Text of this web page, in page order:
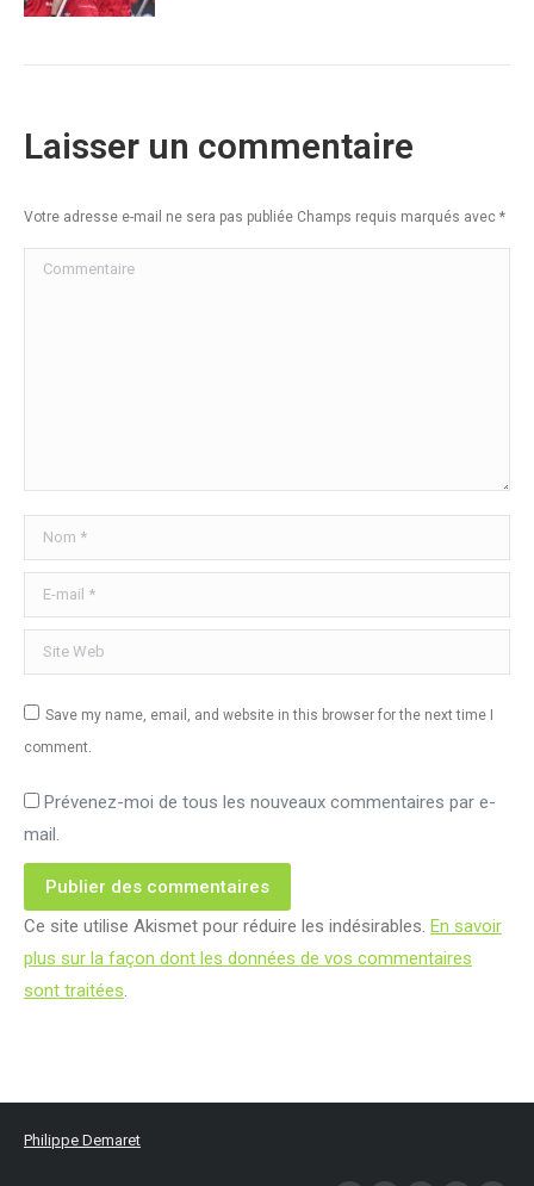
Laisser un commentaire
Votre adresse e-mail ne sera pas publiée Champs requis marqués avec *
Commentaire
Nom *
E-mail *
Site Web
Save my name, email, and website in this browser for the next time I
comment.
Prévenez-moi de tous les nouveaux commentaires par e-
mail.
Publier des commentaires
Ce site utilise Akismet pour réduire les indésirables. En savoir
plus sur la façon dont les données de vos commentaires
sont traitées.
Philippe Demaret